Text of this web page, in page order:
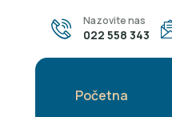
Nazovite nas
022 558 343
Početna